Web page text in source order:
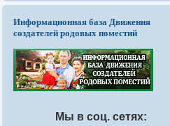
Информационная база Движения
создателей родовых поместий
Мы в соц. сетях: